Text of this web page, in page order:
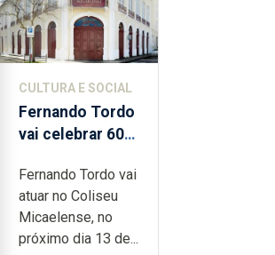
CULTURA E SOCIAL
Fernando Tordo
vai celebrar 60
no Coliseu
Micaelense
Fernando Tordo vai
atuar no Coliseu
Micaelense, no
próximo dia 13 de...